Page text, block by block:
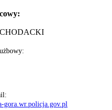
gora.wr.policja.gov.pl